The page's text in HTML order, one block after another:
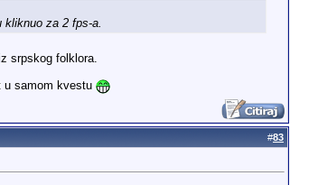
kliknuo za 2 fps-a.
srpskog folklora.
u samom kvestu
#83